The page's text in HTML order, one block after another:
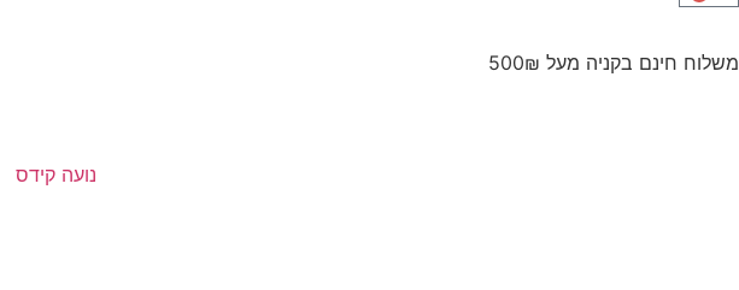
משלוח חינם בקניה מעל 500₪
נועה קידס